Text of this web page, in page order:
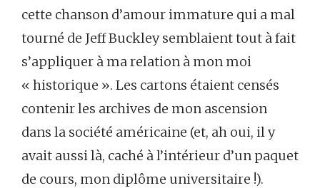
cette chanson d’amour immature qui a mal
tourné de Jeff Buckley semblaient tout à fait
s’appliquer à ma relation à mon moi
« historique ». Les cartons étaient censés
contenir les archives de mon ascension
dans la société américaine (et, ah oui, il y
avait aussi là, caché à l’intérieur d’un paquet
de cours, mon diplôme universitaire !).